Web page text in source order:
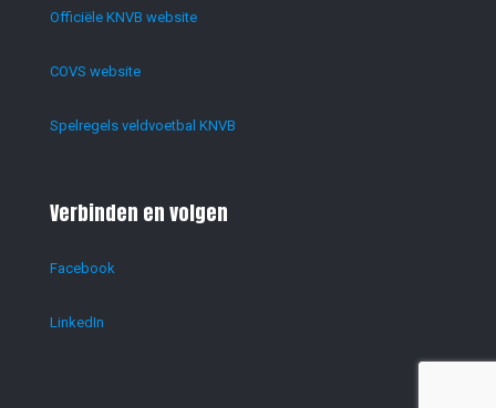
Officiële KNVB website
COVS website
Spelregels veldvoetbal KNVB
Verbinden en volgen
Facebook
LinkedIn